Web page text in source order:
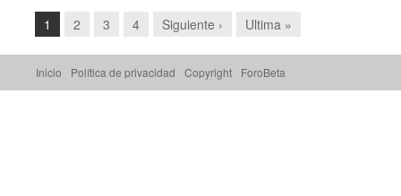
1 2 3 4 Siguiente › Ultima »
Inicio Política de privacidad Copyright ForoBeta